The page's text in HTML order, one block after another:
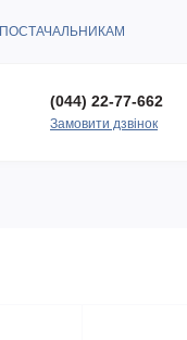
ПОСТАЧАЛЬНИКАМ
(044) 22-77-662
Замовити дзвінок